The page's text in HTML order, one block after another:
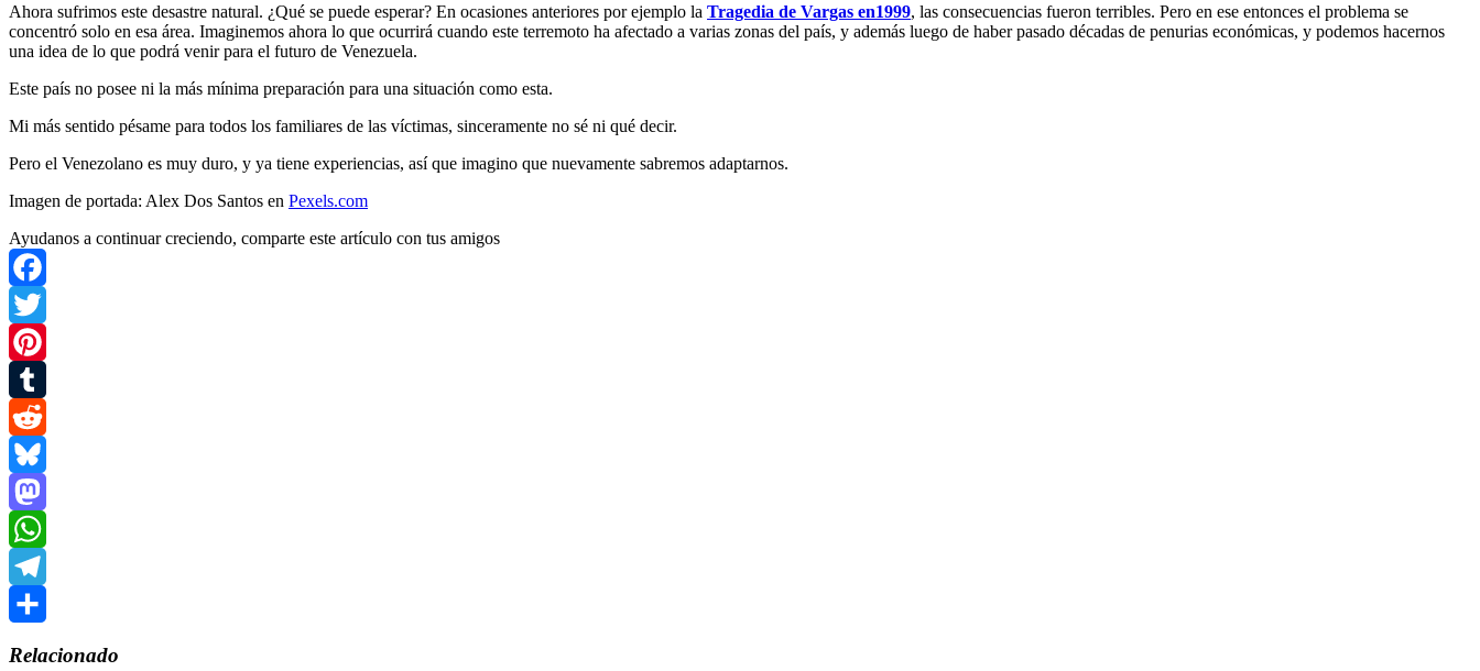
Ahora sufrimos este desastre natural. ¿Qué se puede esperar? En ocasiones anteriores por ejemplo la Tragedia de Vargas en1999, las consecuencias fueron terribles. Pero en ese entonces el problema se
concentró solo en esa área. Imaginemos ahora lo que ocurrirá cuando este terremoto ha afectado a varias zonas del país, y además luego de haber pasado décadas de penurias económicas, y podemos hacernos
una idea de lo que podrá venir para el futuro de Venezuela.
Este país no posee ni la más mínima preparación para una situación como esta.
Mi más sentido pésame para todos los familiares de las víctimas, sinceramente no sé ni qué decir.
Pero el Venezolano es muy duro, y ya tiene experiencias, así que imagino que nuevamente sabremos adaptarnos.
Imagen de portada: Alex Dos Santos en Pexels.com
Ayudanos a continuar creciendo, comparte este artículo con tus amigos
Facebook
Twitter
Pinterest
Tumblr
Reddit
Bluesky
Mastodon
WhatsApp
Telegram
Relacionado